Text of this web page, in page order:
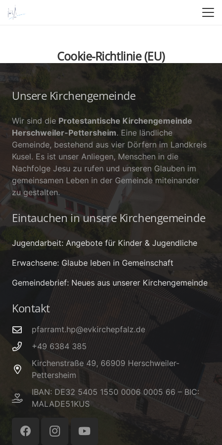
Cookie-Richtlinie (EU)
Unsere Kirchengemeinde
Wir sind die Protestantische Kirchengemeinde
Herschweiler-Pettersheim. Eine ländliche
Gemeinde, bestehend aus vier Dörfern im Landkreis
Kusel. Es ist unser Anliegen, Menschen in die
Nachfolge Jesu zu rufen und unseren Glauben im
gemeinsamen Leben in der Gemeinde miteinander
zu gestalten.
Eintauchen in unsere Kirchengemeinde
Jugendarbeit: Angebote für Kinder & Jugendliche
Erwachsene: Glaube leben in Gemeinschaft
Gemeindebrief: Neues aus unserer Kirchengemeinde
Kontakt
pfarramt.hp@evkirchepfalz.de
+49 6384 385
Kirchenstraße 49, 66909 Herschweiler-
Pettersheim
IBAN: DE32 5405 1550 0006 0005 66 – BIC:
MALADE51KUS